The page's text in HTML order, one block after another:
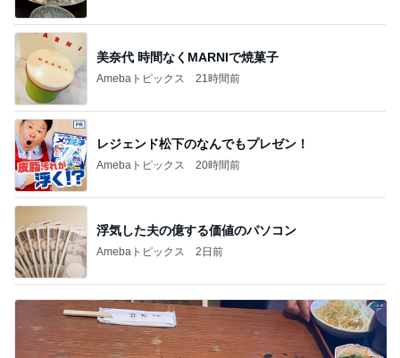
美奈代 時間なくMARNIで焼菓子
Amebaトピックス 21時間前
レジェンド松下のなんでもプレゼン！
Amebaトピックス 20時間前
浮気した夫の億する価値のパソコン
Amebaトピックス 2日前